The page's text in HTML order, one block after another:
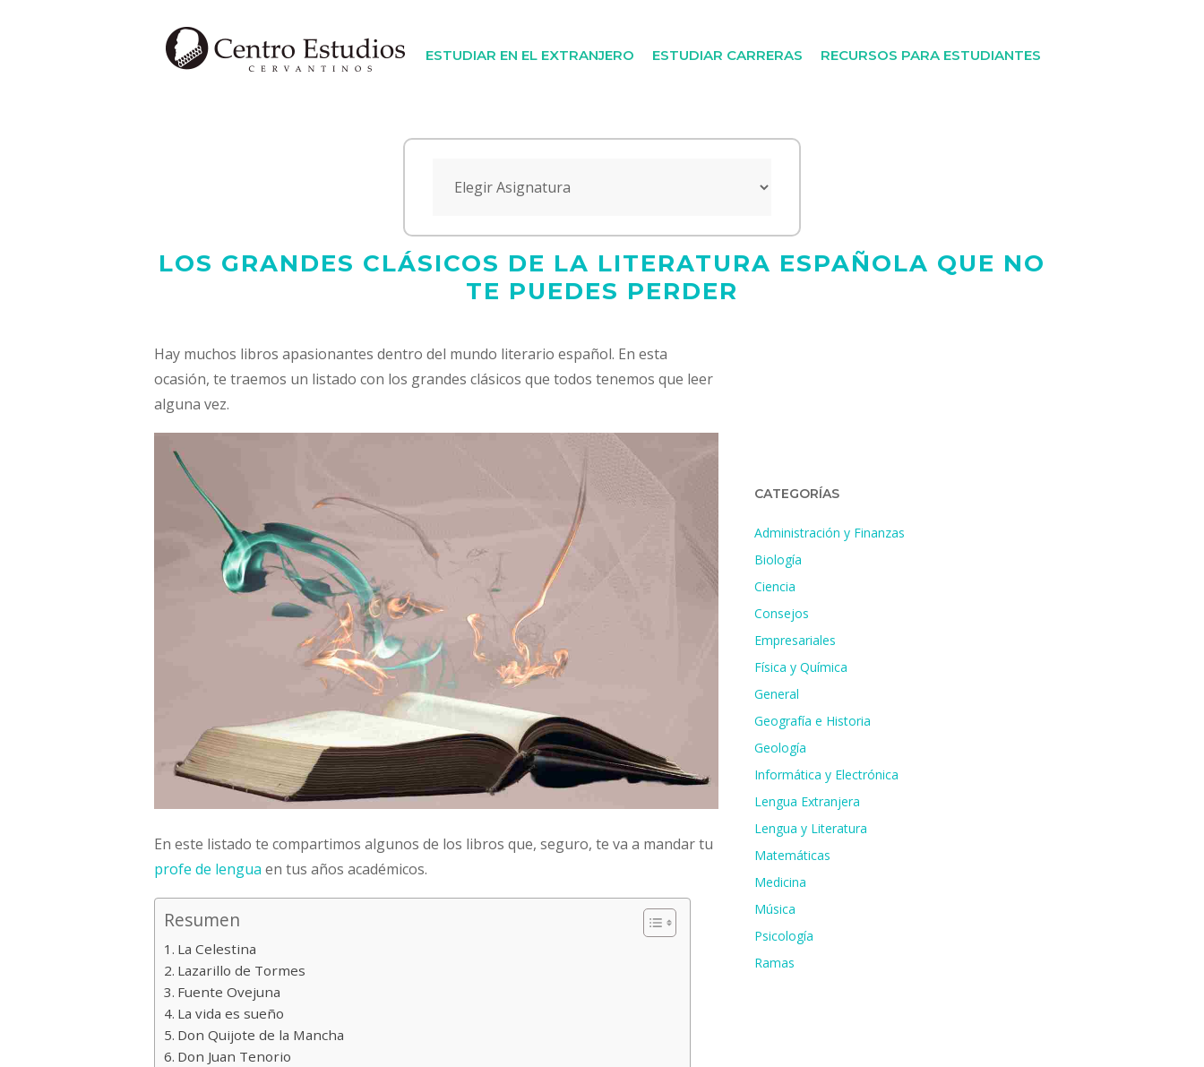
ESTUDIAR EN EL EXTRANJERO ESTUDIAR CARRERAS RECURSOS PARA ESTUDIANTES
LOS GRANDES CLÁSICOS DE LA LITERATURA ESPAÑOLA QUE NO
TE PUEDES PERDER
Hay muchos libros apasionantes dentro del mundo literario español. En esta
ocasión, te traemos un listado con los grandes clásicos que todos tenemos que leer
alguna vez.
En este listado te compartimos algunos de los libros que, seguro, te va a mandar tu
profe de lengua en tus años académicos.
Resumen
La Celestina
Lazarillo de Tormes
Fuente Ovejuna
La vida es sueño
Don Quijote de la Mancha
Don Juan Tenorio
CATEGORÍAS
Administración y Finanzas
Biología
Ciencia
Consejos
Empresariales
Física y Química
General
Geografía e Historia
Geología
Informática y Electrónica
Lengua Extranjera
Lengua y Literatura
Matemáticas
Medicina
Música
Psicología
Ramas